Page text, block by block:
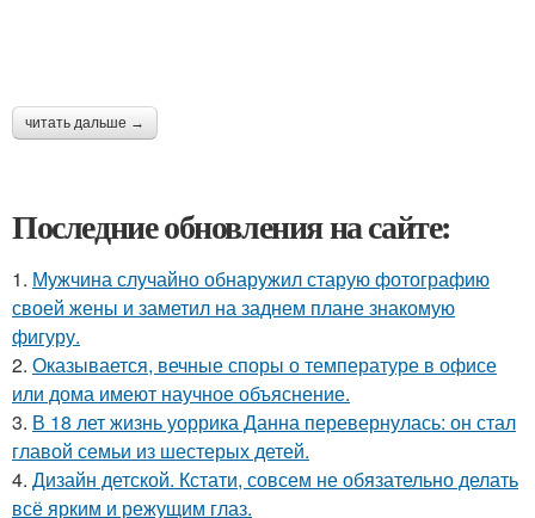
читать дальше →
Последние обновления на сайте:
1. Мужчина случайно обнаружил старую фотографию
своей жены и заметил на заднем плане знакомую
фигуру.
2. Оказывается, вечные споры о температуре в офисе
или дома имеют научное объяснение.
3. В 18 лет жизнь уоррика Данна перевернулась: он стал
главой семьи из шестерых детей.
4. Дизайн детской. Кстати, совсем не обязательно делать
всё ярким и режущим глаз.